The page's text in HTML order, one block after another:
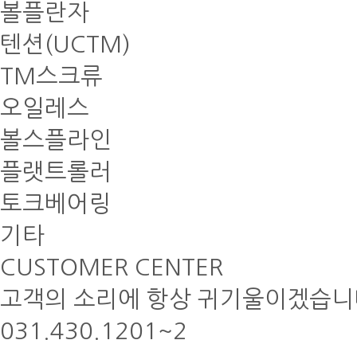
볼플란자
텐션(UCTM)
TM스크류
오일레스
볼스플라인
플랫트롤러
토크베어링
기타
CUSTOMER CENTER
고객의 소리에 항상 귀기울이겠습
031.430.1201~2